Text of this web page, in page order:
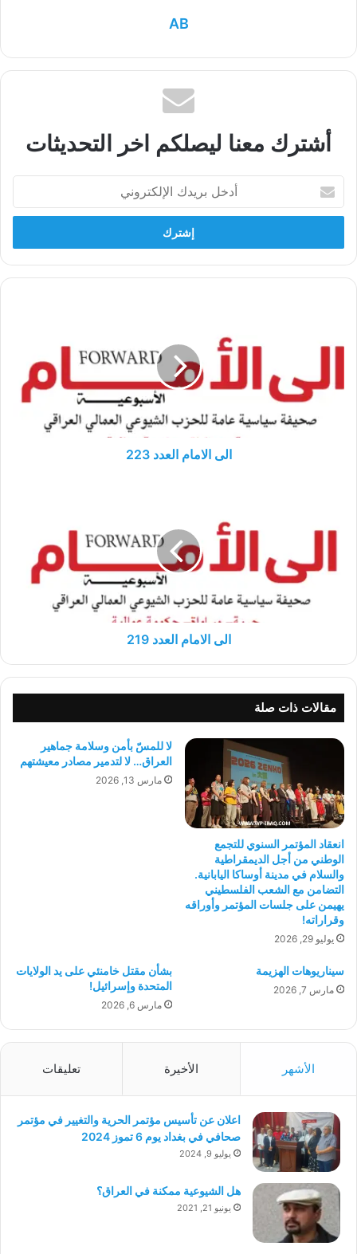
AB
أشترك معنا ليصلكم اخر التحديثات
بريدك
الإلكتروني
223
الى الامام العدد 223
الى الامام العدد 219
مقالات ذات صلة
انعقاد المؤتمر السنوي للتجمع
الوطني من أجل الديمقراطية
والسلام في مدينة أوساكا اليابانية.
التضامن مع الشعب الفلسطيني
يهيمن على جلسات المؤتمر وأوراقه
وقراراته!
يوليو 29, 2026
لا للمسّ بأمن وسلامة جماهير
العراق… لا لتدمير مصادر معيشتهم
مارس 13, 2026
سيناريوهات الهزيمة
مارس 7, 2026
بشأن مقتل خامنئي على يد الولايات
المتحدة وإسرائيل!
مارس 6, 2026
الأشهر الأخيرة تعليقات
اعلان عن تأسيس مؤتمر الحرية والتغيير في مؤتمر
صحافي في بغداد يوم 6 تموز 2024
يوليو 9, 2024
هل الشيوعية ممكنة في العراق؟
يونيو 21, 2021